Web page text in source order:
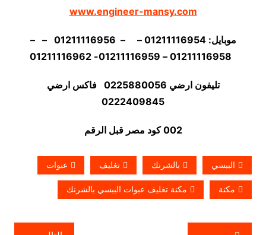
www.engineer-mansy.com
موبايل: 01211116954 – – 01211116956 – –
تليفون ارضي 0225880056 فاكس ارضي
0222409845
002 كود مصر قبل الرقم
الببسي بالشرنك تغليف عبوات
مكنة مكنة تغليف عبوات الببسي بالشرنك
تصفّح